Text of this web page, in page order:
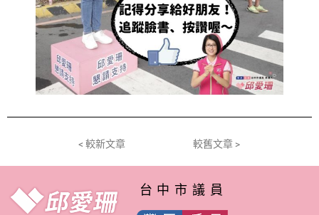
< 較新文章 較舊文章 >
台中市議員